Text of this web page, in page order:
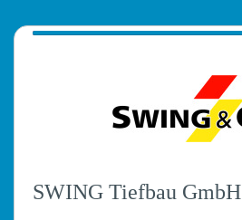
SWING Tiefbau GmbH